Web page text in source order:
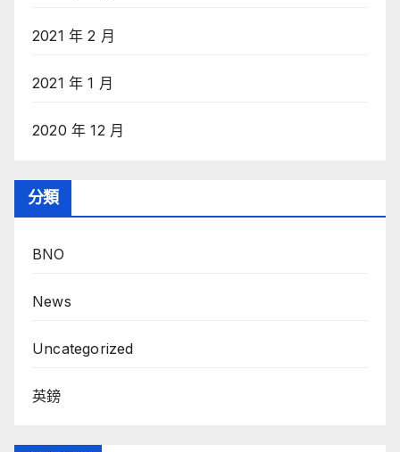
2021 年 2 月
2021 年 1 月
2020 年 12 月
分類
BNO
News
Uncategorized
英鎊